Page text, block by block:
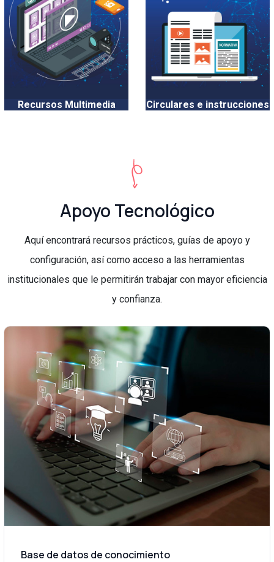
Recursos Multimedia Circulares e instrucciones
Apoyo Tecnológico
Aquí encontrará recursos prácticos, guías de apoyo y
configuración, así como acceso a las herramientas
institucionales que le permitirán trabajar con mayor eficiencia
y confianza.
Base de datos de conocimiento